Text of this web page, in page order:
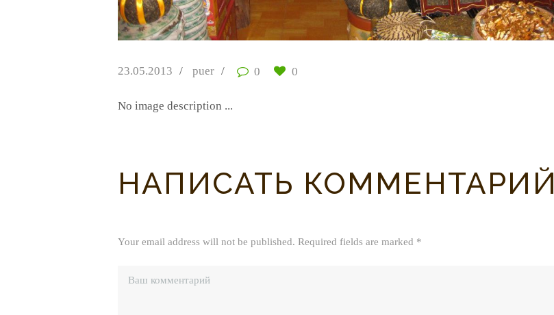
23.05.2013 puer 0 0
No image description ...
НАПИСАТЬ КОММЕНТАРИЙ
Your email address will not be published. Required fields are marked *